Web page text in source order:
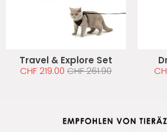
Travel & Explore Set
CHF 219.00 CHF 261.90